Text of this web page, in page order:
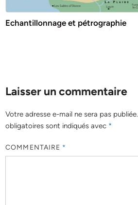
Echantillonnage et pétrographie
Laisser un commentaire
Votre adresse e-mail ne sera pas publiée.
obligatoires sont indiqués avec *
COMMENTAIRE *